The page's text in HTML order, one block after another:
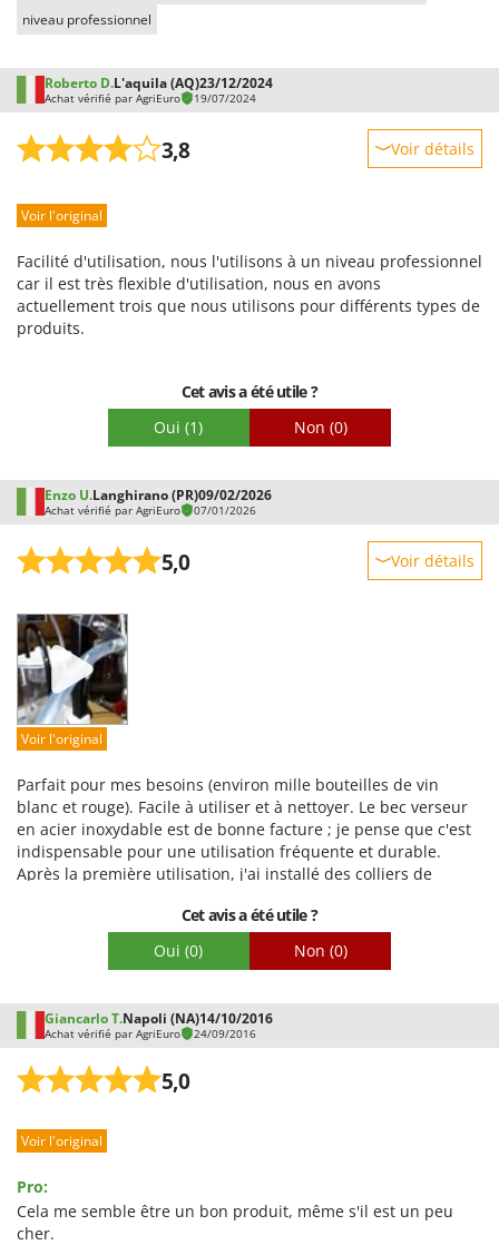
V
Verdemax
Vesco
Volpi
W
Waldner
WIDU
Wiper EcoRobot
Wolf Garten
Wortex
Z
Zanon
Zephir
ZGrills
Zomax
niveau professionnel
Roberto D.L'aquila (AQ)23/12/2024
Achat vérifié par AgriEuro 19/07/2024
3,8 Voir détails
Prestations
Qualité / Prix
Facilité de montage
Voir l'original
Facilité d'utilisation, nous l'utilisons à un niveau professionnel
car il est très flexible d'utilisation, nous en avons
actuellement trois que nous utilisons pour différents types de
produits.
Cet avis a été utile ?
Oui (1) Non (0)
Enzo U.Langhirano (PR)09/02/2026
Achat vérifié par AgriEuro 07/01/2026
5,0 Voir détails
Prestations
Facilité d'utilisation
Qualité / Prix
Facilité de montage
Voir l'original
Parfait pour mes besoins (environ mille bouteilles de vin
blanc et rouge). Facile à utiliser et à nettoyer. Le bec verseur
en acier inoxydable est de bonne facture ; je pense que c'est
indispensable pour une utilisation fréquente et durable.
Après la première utilisation, j'ai installé des colliers de
fuite, en partie due à la basse température ambiante qui
rigidifiait le tuyau en PVC. Le niveau sonore est acceptable ; je
n'ai pas encore testé la productivité maximale car, comme je
remplis, les bouche et les mets en caisse moi-même).
Cet avis a été utile ?
Oui (0) Non (0)
Giancarlo T.Napoli (NA)14/10/2016
Achat vérifié par AgriEuro 24/09/2016
5,0
Voir l'original
Pro:
Cela me semble être un bon produit, même s'il est un peu
cher.